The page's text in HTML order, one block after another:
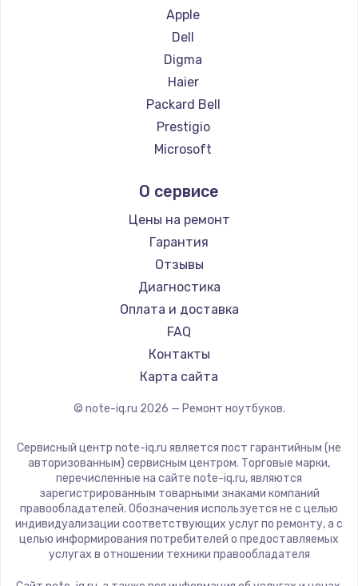
Ремонт ноутбуков Thunderobot
Ремонт ноутбуков Hasee
Ремонт ноутбуков ZTE
Ремонт ноутбуков Hiper
Ремонт ноутбуков Evga
Ремонт ноутбуков Google
Ремонт ноутбуков Echips
Ремонт ноутбуков Predator
Ремонт ноутбуков iru
Ремонт ноутбуков Machenike
Ремонт ноутбуков DEXP
Ремонт ноутбуков Teclast
Ремонт ноутбуков CHUWI
Ремонт ноутбуков Colorful
Apple
Dell
Digma
Haier
Packard Bell
Prestigio
Microsoft
Aquarius
Gigabyte
Aorus
Maibenben
Getac
Epson
Philips
LG
Panasonic
ZTE
Hiper
Evga
Google
Echips
О сервисе
Цены на ремонт
Гарантия
Отзывы
Диагностика
Оплата и доставка
FAQ
Контакты
Карта сайта
© note-iq.ru 2026 — Ремонт ноутбуков.
Сервисный центр note-iq.ru является пост гарантийным (не
авторизованным) сервисным центром. Торговые марки,
перечисленные на сайте note-iq.ru, являются
зарегистрированным товарными знаками компаний
правообладателей. Обозначения используется не с целью
индивидуализации соответствующих услуг по ремонту, а с
целью информирования потребителей о предоставляемых
услугах в отношении техники правообладателя